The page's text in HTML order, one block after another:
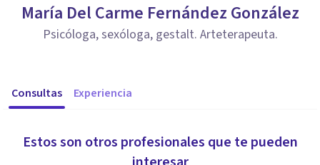
María Del Carme Fernández González
Psicóloga, sexóloga, gestalt. Arteterapeuta.
Consultas Experiencia
Estos son otros profesionales que te pueden